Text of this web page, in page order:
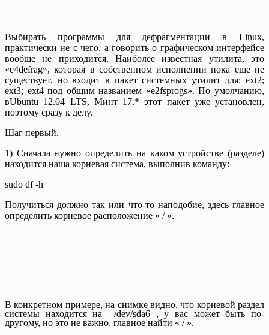
Выбирать программы для дефрагментации в Linux,
практически не с чего, а говорить о графическом интерфейсе
вообще не приходится. Наиболее известная утилита, это
«e4defrag», которая в собственном исполнении пока еще не
существует, но входит в пакет системных утилит для: ext2;
ext3; ext4 под общим названием «e2fsprogs». По умолчанию,
вUbuntu 12.04 LTS, Минт 17.* этот пакет уже установлен,
поэтому сразу к делу.
Шаг первый.
1) Сначала нужно определить на каком устройстве (разделе)
находится наша корневая система, выполнив команду:
sudo df -h
Получиться должно так или что-то наподобие, здесь главное
определить корневое расположение « / ».
В конкретном примере, на снимке видно, что корневой раздел
системы находится на
/dev/sda6, у вас может быть по-
другому, но это не важно, главное найти « / ».